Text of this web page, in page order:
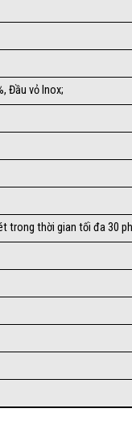
Đầu vỏ Inox;
trong thời gian tối đa 30